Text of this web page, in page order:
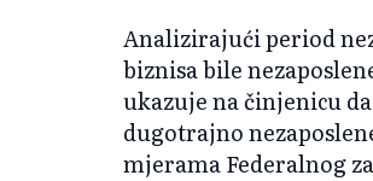
Analizirajući period
biznisa bile
ukazuje na činjenicu
dugotrajno
mjerama Federalnog